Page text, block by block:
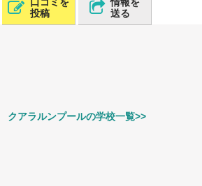
投稿
送る
クアラルンプールの学校一覧>>